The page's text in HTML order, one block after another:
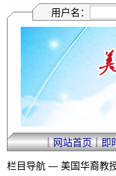
用户名：
｜网站首页｜即
栏目导航 — 美国华裔教